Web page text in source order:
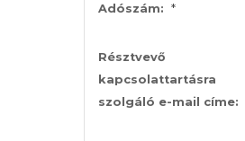
Adószám: *
Résztvevő
kapcsolattartásra
szolgáló e-mail címe: